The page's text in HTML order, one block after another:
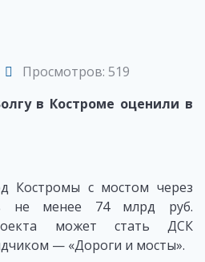
Просмотров: 519
в Костроме оценили в
Костромы с мостом через
не менее 74 млрд руб.
может стать ДСК
— «Дороги и мосты».